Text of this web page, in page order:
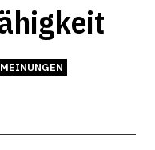
MEINUNGEN